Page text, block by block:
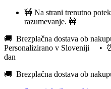
Skip
🚧 Na strani trenutno
razumevanje. 🚧
🚚 Brezplačna dostava ob
Personalizirano v Sloveniji •
dan
🚚 Brezplačna dostava ob